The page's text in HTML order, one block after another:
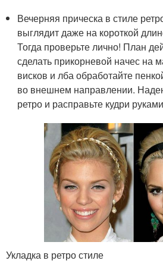
Вечерняя прическа в стиле
выглядит даже на короткой
Тогда проверьте лично! План
сделать прикорневой начес на
висков и лба обработайте
во внешнем направлении.
ретро и расправьте кудри
Укладка в ретро стиле